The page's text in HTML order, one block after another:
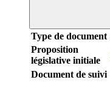
Type de document
Proposition
législative initiale
Document de suivi